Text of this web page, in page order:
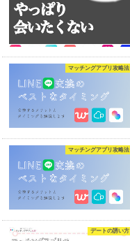
マッチングアプリ攻略法
マッチングアプリ攻略法
デートの誘い方